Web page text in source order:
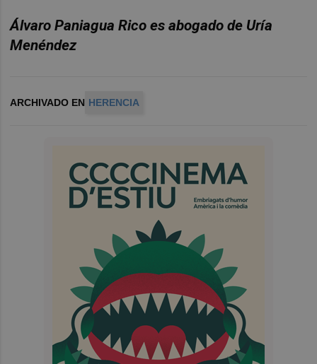
Álvaro Paniagua Rico es abogado de Uría
Menéndez
ARCHIVADO EN HERENCIA